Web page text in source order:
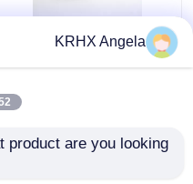
ژنراتور اوزون سراسری
قابل حمل 500mg 12V
KRHX Angela
product are you looking